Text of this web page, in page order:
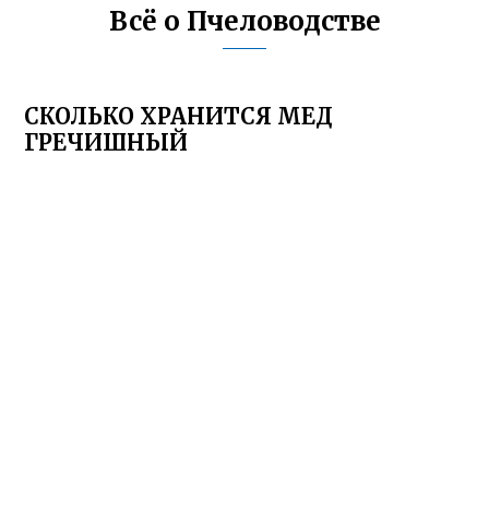
Всё о Пчеловодстве
СКОЛЬКО ХРАНИТСЯ МЕД
ГРЕЧИШНЫЙ